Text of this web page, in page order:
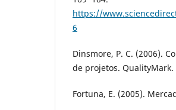
https://
6
Dinsmore, P. C. (2006).
de projetos. QualityMark.
Fortuna, E. (2005).